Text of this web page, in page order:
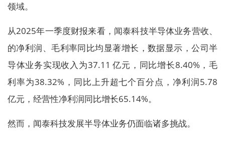
领域。
从2025年一季度财报来看，闻泰科技半导体业务营收、
的净利润、毛利率同比均显著增长，数据显示，公司半
导体业务实现收入为37.11 亿元，同比增长8.40%，毛
利率为38.32%，同比上升超七个百分点，净利润5.78
亿元，经营性净利润同比增长65.14%。
然而，闻泰科技发展半导体业务仍面临诸多挑战。